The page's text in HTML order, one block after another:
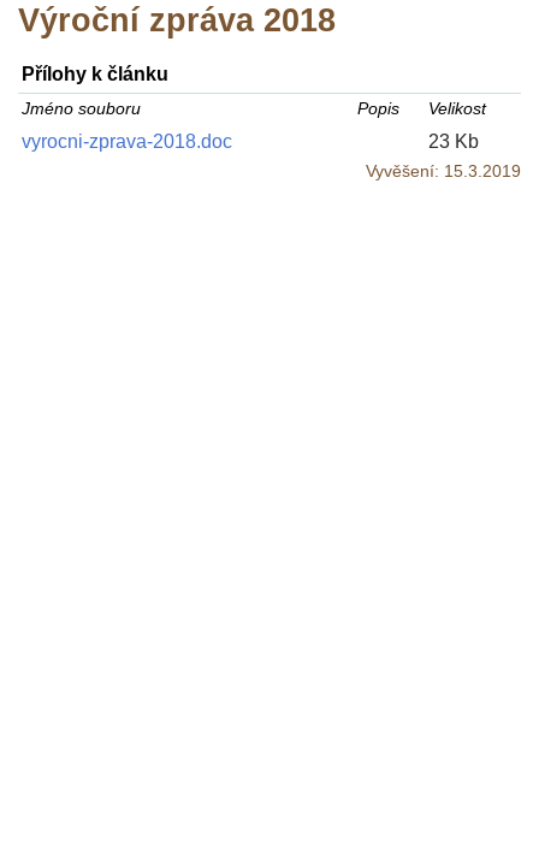
Výroční zpráva 2018
Přílohy k článku
Jméno souboru Popis Velikost
vyrocni-zprava-2018.doc 23 Kb
Vyvěšení: 15.3.2019